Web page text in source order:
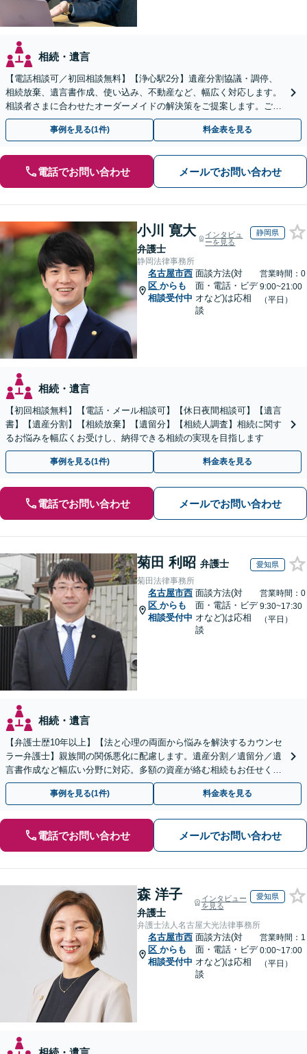
相続・遺言
【電話相談可／初回相談無料】【浄心駅2分】遺産分割協議・調停、
相続放棄、遺言書作成、使い込み、不動産など、幅広く対応します。
相談者さまに合わせたオーダーメイドの解決策をご提案します。ご自
宅や病院への出張面談も可能です【WEB面談可】
事例を見る(1件) 料金表を見る
電話でお問い合わせ メールでお問い合わせ
小川 寛大
弁護士
インタビュ
ーを見る
静岡県
静岡法律事務所
名古屋市西
区 からも
相談受付中
面談方法(対
面・電話・ビデ
オなど)は応相
談
営業時間：0
9:00~21:00
（平日）
相続・遺言
【初回相談無料】【電話・メール相談可】【休日夜間相談可】【遺言
書】【遺産分割】【相続放棄】【遺留分】【相続人調査】相続に関す
るお悩みを幅広くお受けし、納得できる相続の実現を目指します
事例を見る(1件) 料金表を見る
電話でお問い合わせ メールでお問い合わせ
菊田 利昭 弁護士 愛知県
菊田法律事務所
名古屋市西
区 からも
相談受付中
面談方法(対
面・電話・ビデ
オなど)は応相
談
営業時間：0
9:30~17:30
（平日）
相続・遺言
【弁護士歴10年以上】【法と心理の両面から悩みを解決するカウンセ
ラー弁護士】親族間の関係悪化に配慮します。遺産分割／遺留分／遺
言書作成など幅広い分野に対応。多額の資産が絡む相続もお任せくだ
さい。【夜間・休日の相談可能】【駐車場完備】
事例を見る(1件) 料金表を見る
電話でお問い合わせ メールでお問い合わせ
森 洋子
弁護士
インタビュー
を見る
愛知県
弁護士法人名古屋大光法律事務所
名古屋市西
区 からも
相談受付中
面談方法(対
面・電話・ビデ
オなど)は応相
談
営業時間：1
0:00~17:00
（平日）